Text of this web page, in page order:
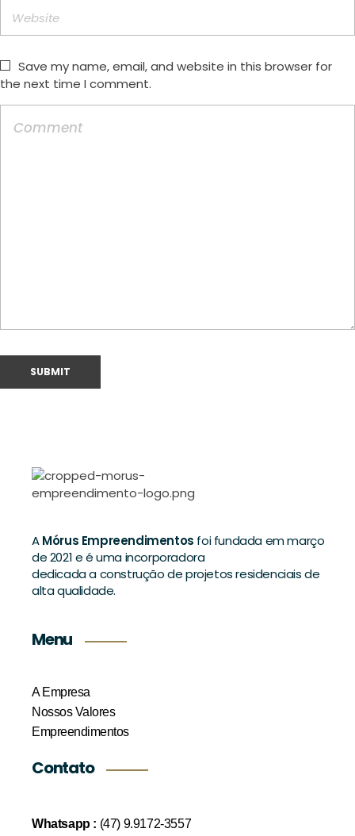
Save my name, email, and website in this browser for
the next time I comment.
AMórus Empreendimentos foi fundada em março
de 2021 e é uma incorporadora
dedicada a construção de projetos residenciais de
alta qualidade.
Menu
A Empresa
Nossos Valores
Empreendimentos
Contato
Whatsapp : (47) 9.9172-3557